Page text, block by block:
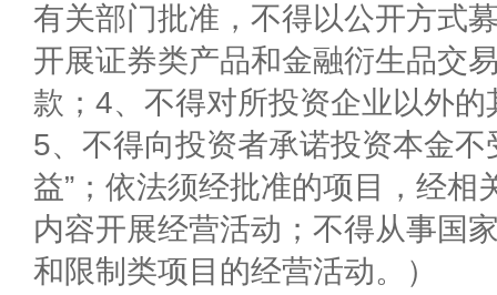
有关部门批准，不得以公开方式
开展证券类产品和金融衍生品交
款；4、不得对所投资企业以外
5、不得向投资者承诺投资本金
益”；依法须经批准的项目，经相
内容开展经营活动；不得从事国
和限制类项目的经营活动。）